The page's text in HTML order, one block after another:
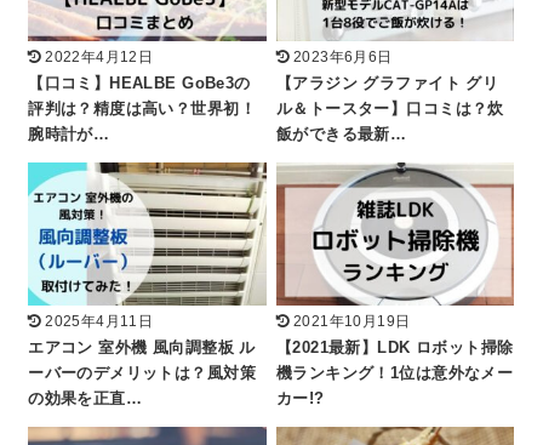
2022年4月12日
【口コミ】HEALBE GoBe3の
評判は？精度は高い？世界初！
腕時計が…
2023年6月6日
【アラジン グラファイト グリ
ル＆トースター】口コミは？炊
飯ができる最新…
2025年4月11日
エアコン 室外機 風向調整板 ル
ーバーのデメリットは？風対策
の効果を正直…
2021年10月19日
【2021最新】LDK ロボット掃除
機ランキング！1位は意外なメー
カー!?